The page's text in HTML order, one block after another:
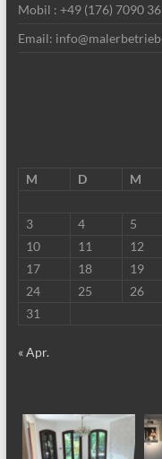
Mobil : +49 (176) 7090
Email:
M
D M
3
4 5
10
11 12
17
18 19
24
25 26
31
« Apr.